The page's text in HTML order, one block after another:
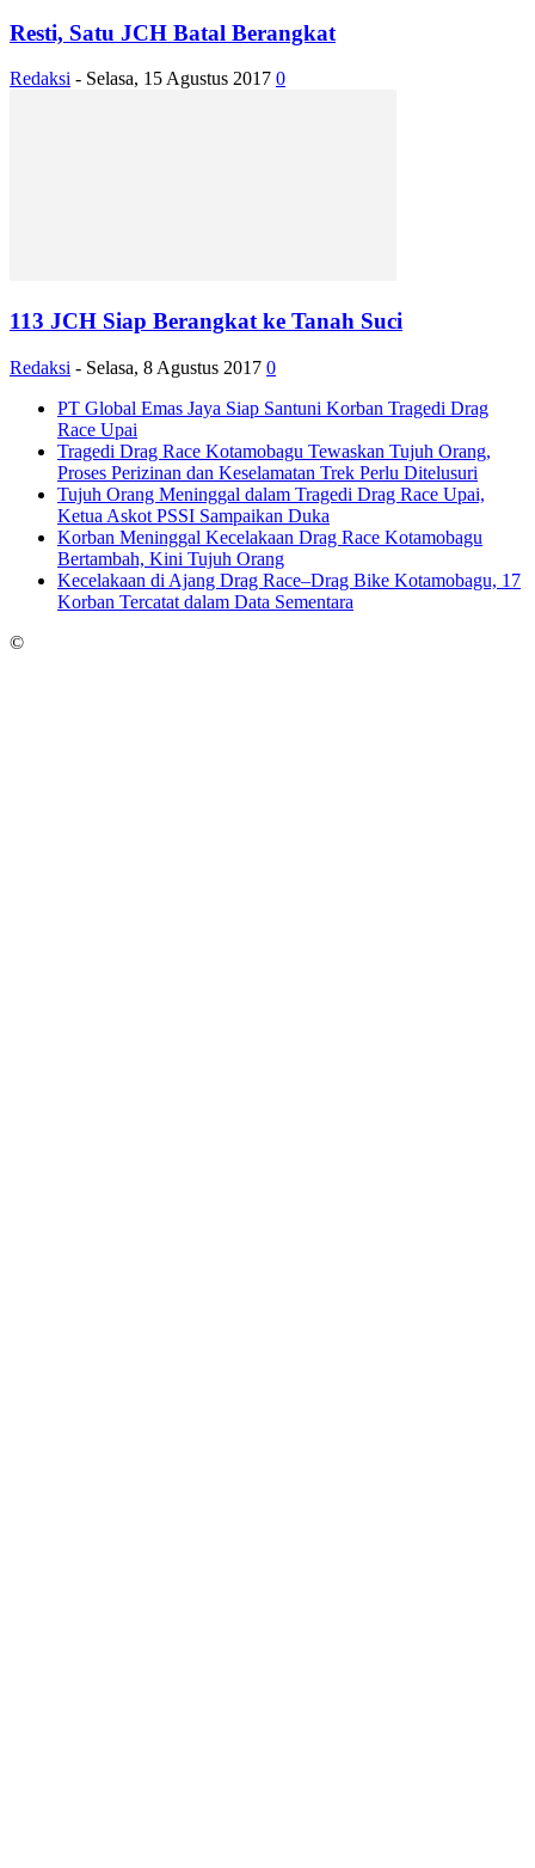
Resti, Satu JCH Batal Berangkat
Redaksi - Selasa, 15 Agustus 2017 0
113 JCH Siap Berangkat ke Tanah Suci
Redaksi - Selasa, 8 Agustus 2017 0
PT Global Emas Jaya Siap Santuni Korban Tragedi Drag
Race Upai
Tragedi Drag Race Kotamobagu Tewaskan Tujuh Orang,
Proses Perizinan dan Keselamatan Trek Perlu Ditelusuri
Tujuh Orang Meninggal dalam Tragedi Drag Race Upai,
Ketua Askot PSSI Sampaikan Duka
Korban Meninggal Kecelakaan Drag Race Kotamobagu
Bertambah, Kini Tujuh Orang
Kecelakaan di Ajang Drag Race–Drag Bike Kotamobagu, 17
Korban Tercatat dalam Data Sementara
©